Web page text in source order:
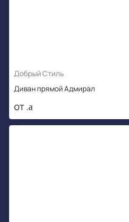
Добрый Стиль
Диван прямой Адмирал
от .